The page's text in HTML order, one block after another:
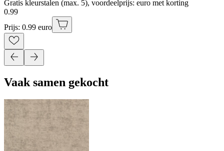
Gratis kleurstalen (max. 5), voordeelprijs: euro met korting
0.99
Prijs: 0.99 euro
Vaak samen gekocht